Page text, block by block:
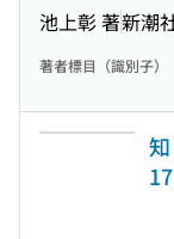
池上彰 著新潮
著者標目（識別子）